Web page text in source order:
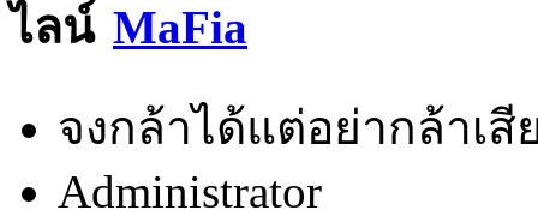
MaFia
จงกล้าได้แต่อย่ากล้าเสี
Administrator